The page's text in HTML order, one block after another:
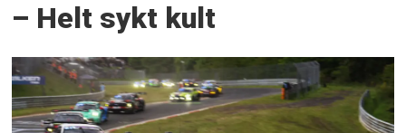
– Helt sykt kult